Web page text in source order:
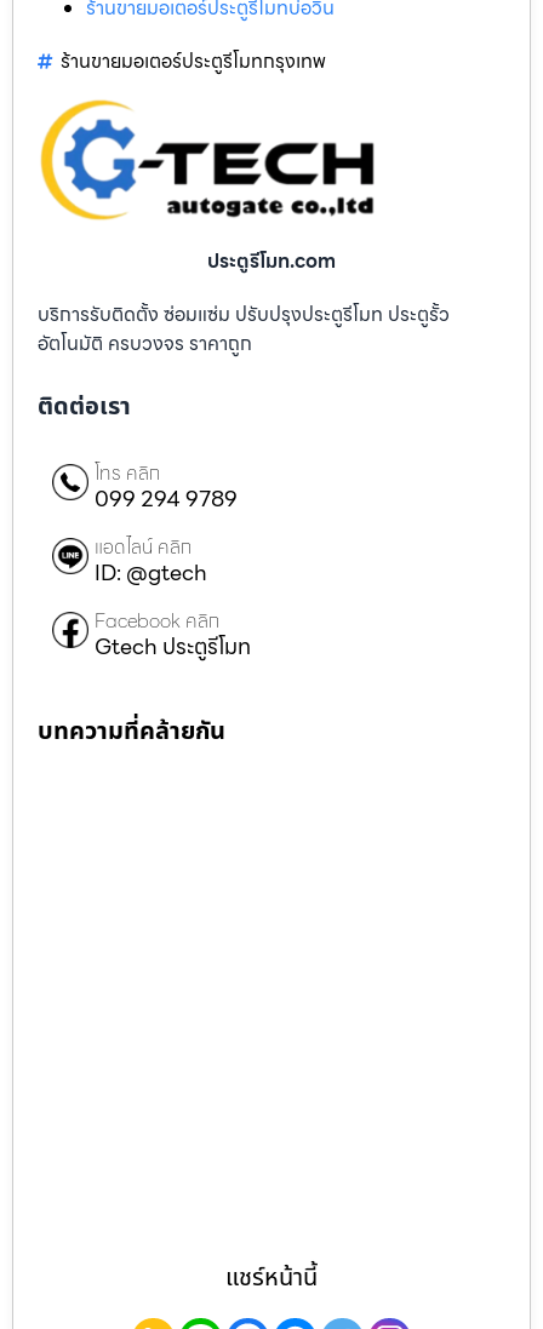
ร้านขายมอเตอร์ประตูรีโมทบ่อวิน
ร้านขายมอเตอร์ประตูรีโมทกรุงเทพ
ประตูรีโมท.com
บริการรับติดตั้ง ซ่อมแซ่ม ปรับปรุงประตูรีโมท ประตูรั้ว
อัตโนมัติ ครบวงจร ราคาถูก
ติดต่อเรา
โทร คลิก
099 294 9789
แอดไลน์ คลิก
ID: @gtech
Facebook คลิก
Gtech ประตูรีโมท
บทความที่คล้ายกัน
แชร์หน้านี้